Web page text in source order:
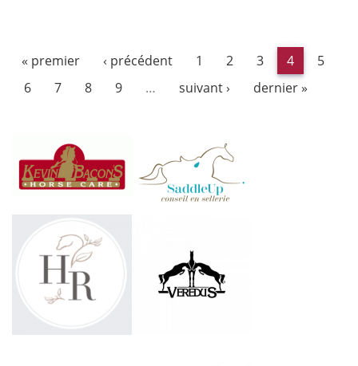
« premier ‹ précédent 1 2 3 4
5
6
7 8 9 … suivant › dernier »